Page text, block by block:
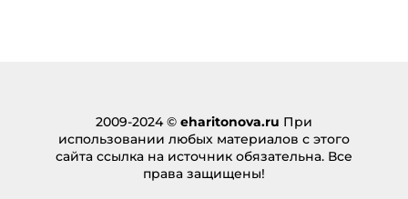
2009-2024 © eharitonova.ru При
использовании любых материалов с этого
сайта ссылка на источник обязательна. Все
права защищены!